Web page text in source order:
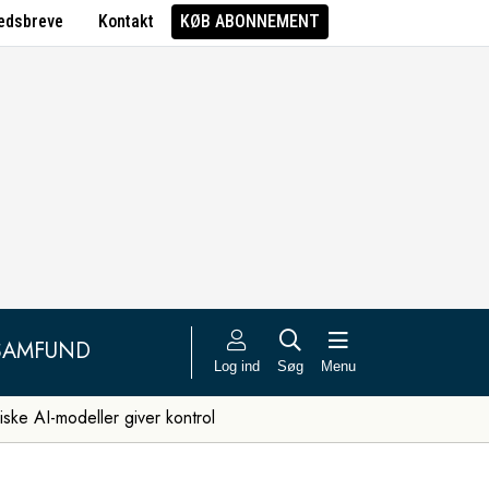
Kontakt KØB ABONNEMENT
Log ind Søg Menu
AI-modeller giver kontrol